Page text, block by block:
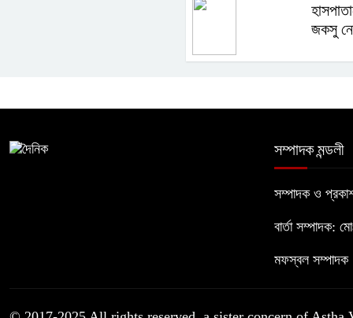
জকসু
সম্পাদক মন্ডলী
সম্পাদক ও
বার্তা সম্পাদক:
মফস্বল সম্পাদক :